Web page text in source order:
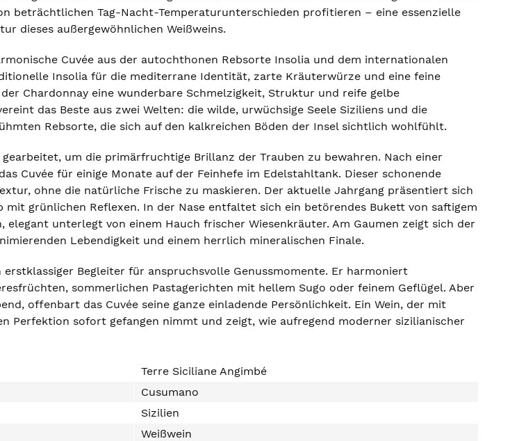
beträchtlichen Tag-Nacht-Temperaturunterschieden profitieren – eine essenzielle
dieses außergewöhnlichen Weißweins.
Cuvée aus der autochthonen Rebsorte Insolia und dem internationalen
Insolia für die mediterrane Identität, zarte Kräuterwürze und eine feine
Chardonnay eine wunderbare Schmelzigkeit, Struktur und reife gelbe
das Beste aus zwei Welten: die wilde, urwüchsige Seele Siziliens und die
Rebsorte, die sich auf den kalkreichen Böden der Insel sichtlich wohlfühlt.
um die primärfruchtige Brillanz der Trauben zu bewahren. Nach einer
Cuvée für einige Monate auf der Feinhefe im Edelstahltank. Dieser schonende
ohne die natürliche Frische zu maskieren. Der aktuelle Jahrgang präsentiert sich
mit grünlichen Reflexen. In der Nase entfaltet sich ein betörendes Bukett von saftigem
unterlegt von einem Hauch frischer Wiesenkräuter. Am Gaumen zeigt sich der
Lebendigkeit und einem herrlich mineralischen Finale.
Begleiter für anspruchsvolle Genussmomente. Er harmoniert
sommerlichen Pastagerichten mit hellem Sugo oder feinem Geflügel. Aber
offenbart das Cuvée seine ganze einladende Persönlichkeit. Ein Wein, der mit
Perfektion sofort gefangen nimmt und zeigt, wie aufregend moderner sizilianischer
Terre Siciliane Angimbé
Cusumano
Sizilien
Weißwein